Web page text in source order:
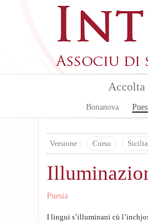
Accolta
Bonanova
Versione : Corsu
Puesia
I lingui s’illuminani cù